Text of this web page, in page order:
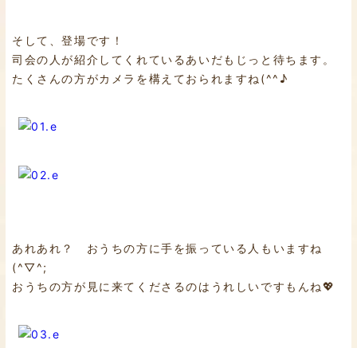
そして、登場です！
司会の人が紹介してくれているあいだもじっと待ちます。
たくさんの方がカメラを構えておられますね(^^♪
あれあれ？ おうちの方に手を振っている人もいますね
(^▽^;
おうちの方が見に来てくださるのはうれしいですもんね💖